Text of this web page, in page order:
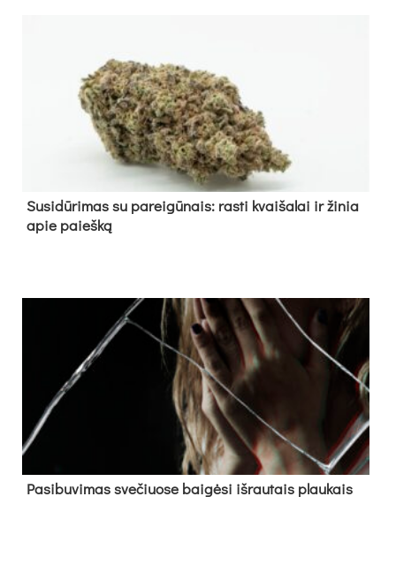
Su­si­dū­ri­mas su pa­rei­gū­nais: ras­ti kvai­ša­lai ir ži­nia
apie paieš­ką
Pa­si­bu­vi­mas sve­čiuo­se bai­gė­si iš­rau­tais plau­kais